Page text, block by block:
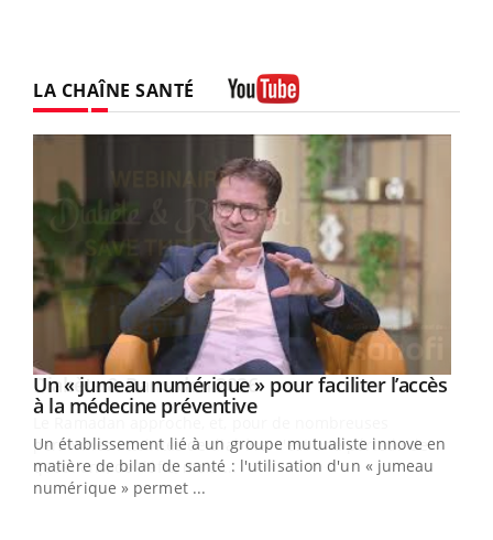
LA CHAÎNE SANTÉ
Youtube
Un « jumeau numérique » pour faciliter l’accès
à la médecine préventiveYoutube
Un établissement lié à un groupe mutualiste innove en
matière de bilan de santé : l'utilisation d'un « jumeau
numérique » permet ...